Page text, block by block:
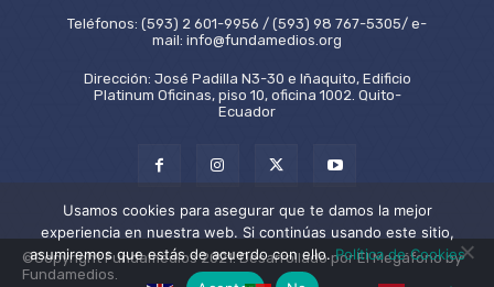
Teléfonos: (593) 2 601-9956 / (593) 98 767-5305/ e-
mail: info@fundamedios.org
Dirección: José Padilla N3-30 e Iñaquito, Edificio
Platinum Oficinas, piso 10, oficina 1002. Quito-
Ecuador
©Copyright Fundamedios 2021. Desarrollado por El Megáfono by
Fundamedios.
Usamos cookies para asegurar que te damos la mejor
experiencia en nuestra web. Si continúas usando este sitio,
asumiremos que estás de acuerdo con ello.Política de Cookies